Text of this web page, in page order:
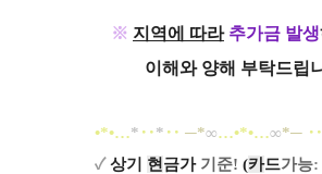
※ 지역에 따라 추가금 발생
이해와 양해 부탁드립
•*•…* ‥* ‥ ─*∞…•*•…∞*─ ‥
✓상기 현 금가 기준! (카드가능: